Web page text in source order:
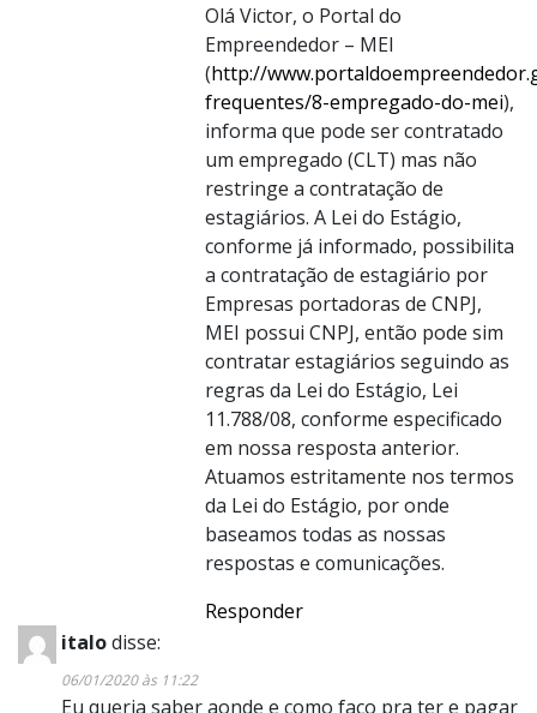
Olá Victor, o Portal do
Empreendedor – MEI
(http://
frequentes/8-empregado-do-mei),
informa que pode ser contratado
um empregado (CLT) mas não
restringe a contratação de
estagiários. A Lei do Estágio,
conforme já informado, possibilita
a contratação de estagiário por
Empresas portadoras de CNPJ,
MEI possui CNPJ, então pode sim
contratar estagiários seguindo as
regras da Lei do Estágio, Lei
11.788/08, conforme especificado
em nossa resposta anterior.
Atuamos estritamente nos termos
da Lei do Estágio, por onde
baseamos todas as nossas
respostas e comunicações.
Responder
italodisse:
06/01/2020 às 11:22
Eu queria saber aonde e como faço pra ter e pagar